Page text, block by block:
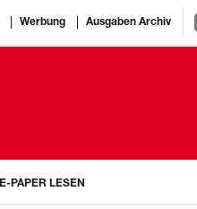
Werbung Ausgaben Archiv
E-PAPER LESEN